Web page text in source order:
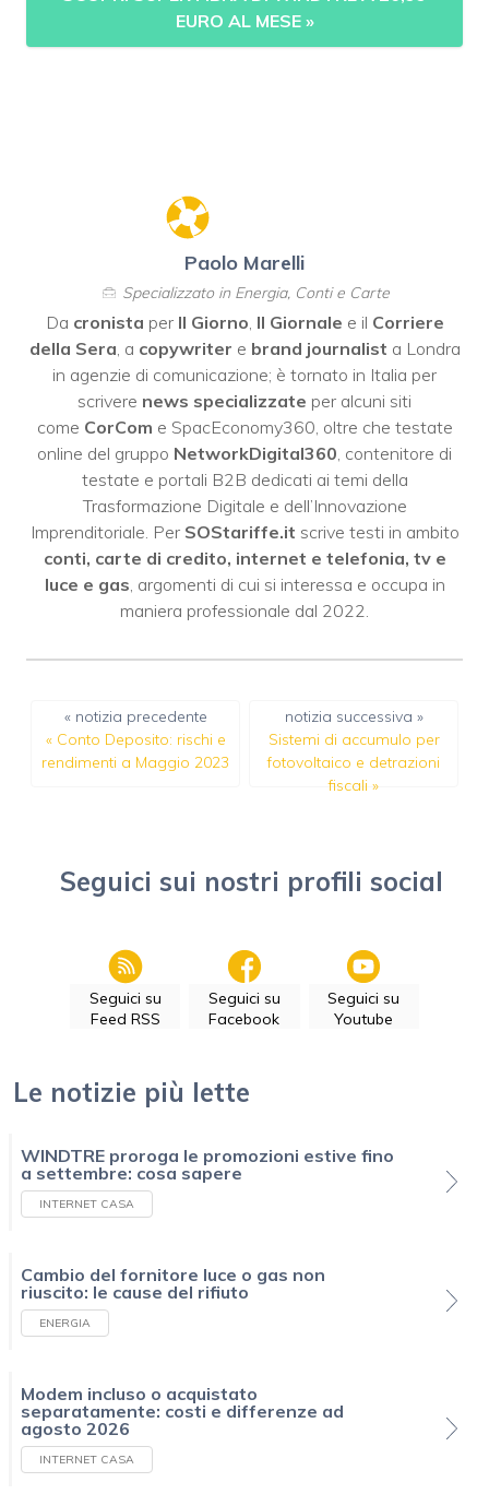
EURO AL MESE »
Paolo Marelli
Specializzato in Energia, Conti e Carte
Da cronista per Il Giorno Il Giornale e il Corriere
della Sera , a copywriter e brand journalist a Londra
in agenzie di comunicazione; è tornato in Italia per
scrivere news specializzate per alcuni siti
come CorCom e SpacEconomy360, oltre che testate
online del gruppo NetworkDigital360 , contenitore di
testate e portali B2B dedicati ai temi della
Trasformazione Digitale e dell’Innovazione
Imprenditoriale. Per SOStariffe.it scrive testi in ambito
conti, carte di credito, internet e telefonia, tv e
luce e gas , argomenti di cui si interessa e occupa in
maniera professionale dal 2022.
« notizia precedente
« Conto Deposito: rischi e
rendimenti a Maggio 2023
notizia successiva »
Sistemi di accumulo per
fotovoltaico e detrazioni
fiscali »
Seguici sui nostri profili social
Seguici su
Feed RSS
Seguici su
Facebook
Seguici su
Youtube
Le notizie più lette
WINDTRE proroga le promozioni estive fino
a settembre: cosa sapere
INTERNET CASA
Cambio del fornitore luce o gas non
riuscito: le cause del rifiuto
ENERGIA
Modem incluso o acquistato
separatamente: costi e differenze ad
agosto 2026
INTERNET CASA